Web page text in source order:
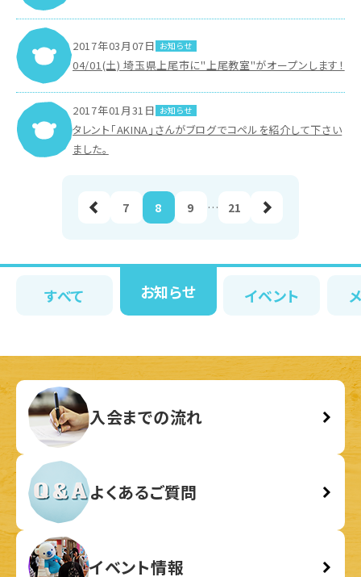
2017年03月07日 お知らせ
04/01(土) 埼玉県上尾市に"上尾教室"がオープンします！
2017年01月31日 お知らせ
タレント「AKINA」さんがブログでコペルを紹介して下さい
ました。
前へ 7 8 9 … 21
すべて お知らせ イベント
入会までの流れ
よくあるご質問
イベント情報